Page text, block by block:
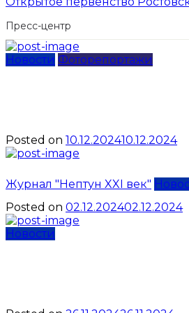
Пресс-центр
Новости Фоторепортажи
Posted on 10.12.202410.12.2024
Журнал "Нептун XXI век"
Posted on 02.12.202402.12.2024
Новости